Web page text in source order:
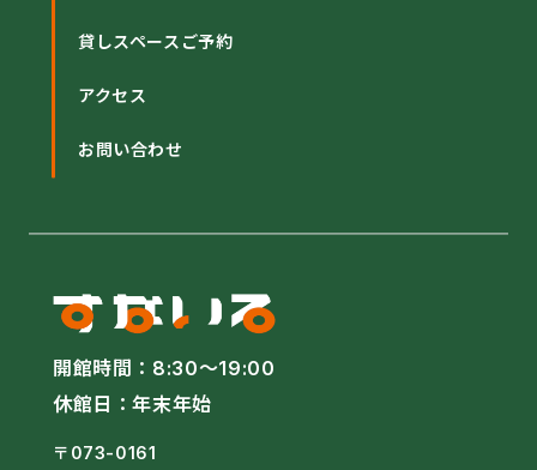
開館時間： 8:30〜19:00
休館日：年末年始
〒073-0161
貸しスペースご予約
アクセス
お問い合わせ